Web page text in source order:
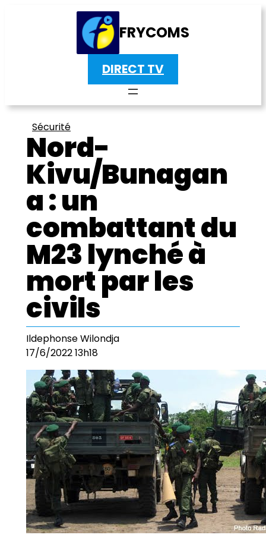
FRYCOMS
DIRECT TV
Sécurité
Nord-
Kivu/Bunagan
a : un
combattant du
M23 lynché à
mort par les
civils
Ildephonse Wilondja
17/6/2022 13h18